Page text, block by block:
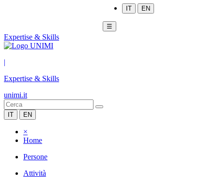
IT EN
☰
Expertise & Skills
|
Expertise & Skills
unimi.it
IT EN
×
Home
Persone
Attività